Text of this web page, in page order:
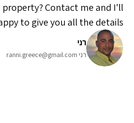
Contact me and I'll
to give you all the details!
רני
רני ranni.greece@gmail.com